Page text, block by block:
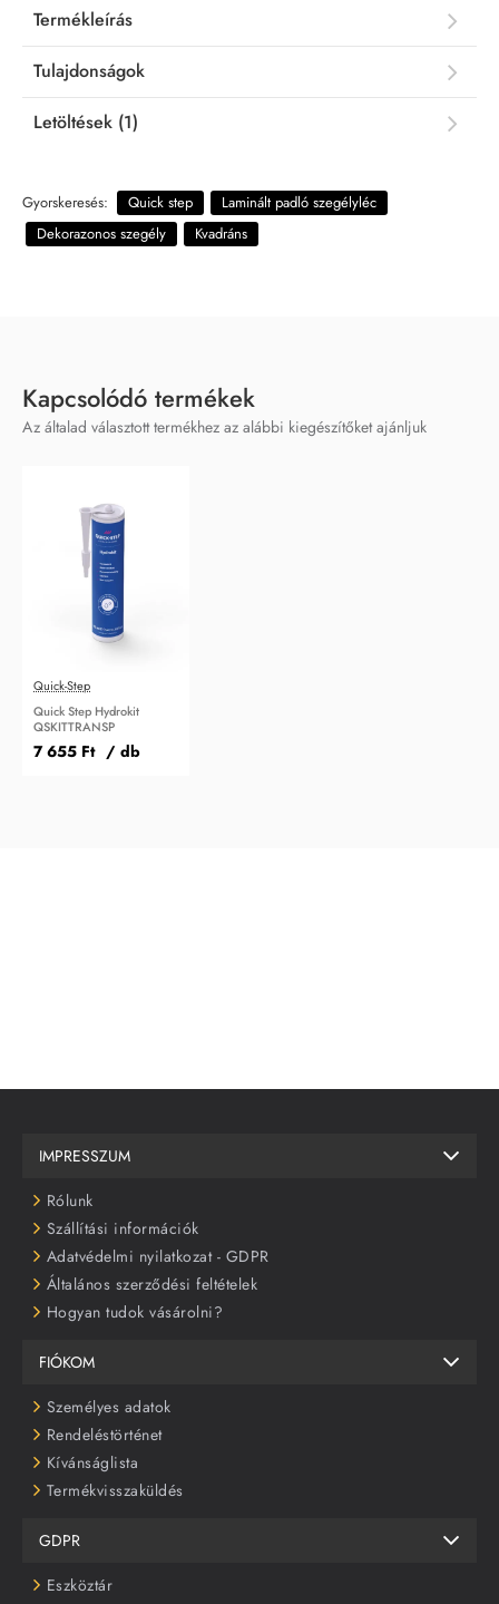
Termékleírás
Tulajdonságok
Letöltések (1)
Gyorskeresés: Quick step
Laminált padló szegélyléc
Dekorazonos szegély
Kvadráns
Kapcsolódó termékek
Az általad választott termékhez az alábbi kiegészítőket ajánljuk
Quick-Step
Quick Step Hydrokit
QSKITTRANSP
7 655 Ft / db
IMPRESSZUM
Rólunk
Szállítási információk
Adatvédelmi nyilatkozat - GDPR
Általános szerződési feltételek
Hogyan tudok vásárolni?
FIÓKOM
Személyes adatok
Rendeléstörténet
Kívánságlista
Termékvisszaküldés
GDPR
Eszköztár